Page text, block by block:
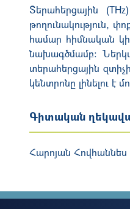
Տերահերցային
թողունակություն,
համար հիմնական
նախագծմամբ։
տերահերցային
կենտրոնը լինելու
Գիտական
Հարոյան Հովհաննես